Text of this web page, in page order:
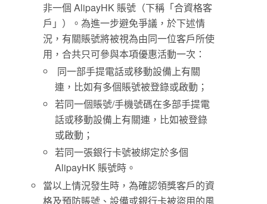
非一個 AlipayHK 賬號（下稱「合資格客
戶」）。為進一步避免爭議，於下述情
況，有關賬號將被視為由同一位客戶所使
用，合共只可參與本項優惠活動一次：
同一部手提電話或移動設備上有關
連，比如有多個賬號被登錄或啟動；
若同一個賬號/手機號碼在多部手提電
話或移動設備上有關連，比如被登錄
或啟動；
若同一張銀行卡號被綁定於多個
AlipayHK 賬號時。
當以上情況發生時，為確認領獎客戶的資
格及預防賬號、設備或銀行卡被盜用的風